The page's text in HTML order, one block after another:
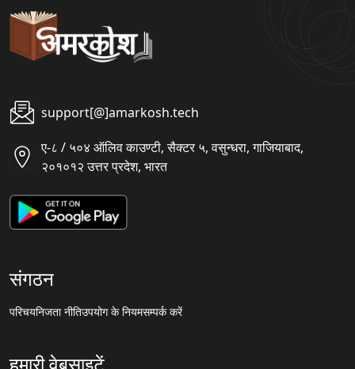
support[@]amarkosh.tech
ए-८ / ५०४ ऑलिव काउण्टी, सैक्टर ५, वसुन्धरा, गाजियाबाद,
२०१०१२ उत्तर प्रदेश, भारत
संगठन
परिचयनिजता नीतिउपयोग के नियमसम्पर्क करें